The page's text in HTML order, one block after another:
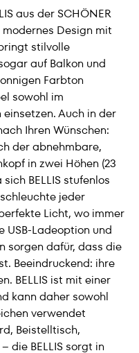
aus der SCHÖNER
Design mit
stilvolle
auf Balkon und
Farbton
sowohl im
Auch in der
Ihren Wünschen:
der abnehmbare,
in zwei Höhen (23
BELLIS stufenlos
jeder
Licht, wo immer
USB-Ladeoption und
sorgen dafür, dass die
Beeindruckend: ihre
BELLIS ist mit einer
kann daher sowohl
verwendet
Beistelltisch,
die BELLIS sorgt in